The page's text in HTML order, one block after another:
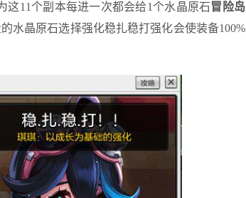
这11个副本每进一次都会给1个水晶原石冒险岛
水晶原石选择强化稳扎稳打强化会使装备100%